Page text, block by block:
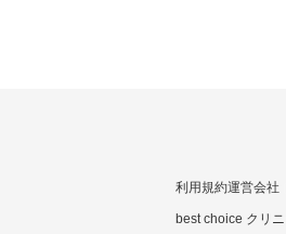
利用規約運営会社
best choice クリ